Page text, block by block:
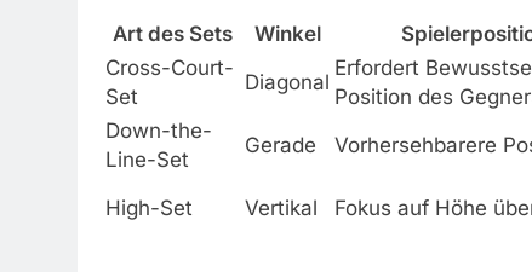
Art des Sets Winkel
Cross-Court-
Set
Diagonal
Erfordert
Position des
Down-the-
Line-Set
Gerade Vorhersehbarere
High-Set
Vertikal Fokus auf Höhe